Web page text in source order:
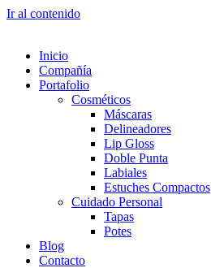
Ir al contenido
Inicio
Compañía
Portafolio
Cosméticos
Máscaras
Delineadores
Lip Gloss
Doble Punta
Labiales
Estuches Compactos
Cuidado Personal
Tapas
Potes
Blog
Contacto